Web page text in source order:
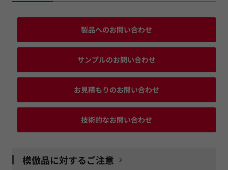
製品へのお問い合わせ
サンプルのお問い合わせ
お見積もりのお問い合わせ
技術的なお問い合わせ
模倣品に対するご注意